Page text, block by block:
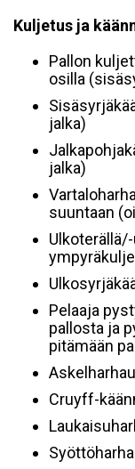
Kuljetus ja
Pallon
osilla
jalka)
jalka)
suuntaan
Pelaaja
pallosta ja
pitämään
Cruyff-